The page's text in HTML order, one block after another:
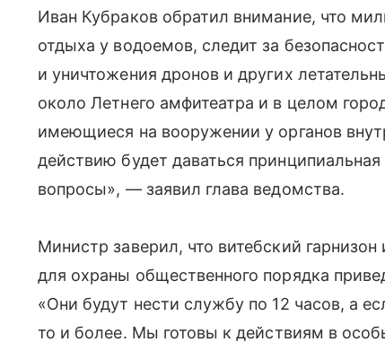
Иван Кубраков обратил внимание, что
отдыха у водоемов, следит за
и уничтожения дронов и других
около Летнего амфитеатра и в целом
имеющиеся на вооружении у органов
действию будет даваться
вопросы», — заявил глава ведомства.
Министр заверил, что витебский
для охраны общественного порядка
«Они будут нести службу по 12 часов, а
то и более. Мы готовы к действиям в